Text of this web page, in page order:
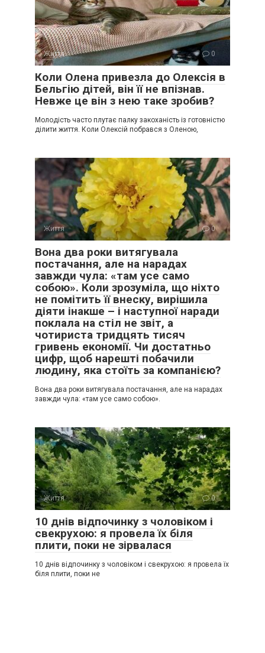
Життя 0
Коли Олена привезла до Олексія в
Бельгію дітей, він її не впізнав.
Невже це він з нею таке зробив?
Молодість часто плутає палку закоханість із готовністю
ділити життя. Коли Олексій побрався з Оленою,
Життя 0
Вона два роки витягувала
постачання, але на нарадах
завжди чула: «там усе само
собою». Коли зрозуміла, що ніхто
не помітить її внеску, вирішила
діяти інакше – і наступної наради
поклала на стіл не звіт, а
чотириста тридцять тисяч
гривень економії. Чи достатньо
цифр, щоб нарешті побачили
людину, яка стоїть за компанією?
Вона два роки витягувала постачання, але на нарадах
завжди чула: «там усе само собою».
Життя 0
10 днів відпочинку з чоловіком і
свекрухою: я провела їх біля
плити, поки не зірвалася
10 днів відпочинку з чоловіком і свекрухою: я провела їх
біля плити, поки не